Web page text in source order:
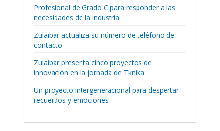
Profesional de Grado C para responder a las
necesidades de la industria
Zulaibar actualiza su número de teléfono de
contacto
Zulaibar presenta cinco proyectos de
innovación en la jornada de Tknika
Un proyecto intergeneracional para despertar
recuerdos y emociones